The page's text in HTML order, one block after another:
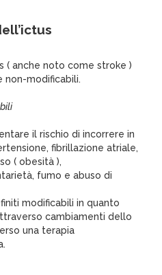
( anche noto come stroke )
non-modificabili.
il rischio di incorrere in
fibrillazione atriale,
( obesità ),
fumo e abuso di
modificabili in quanto
cambiamenti dello
una terapia